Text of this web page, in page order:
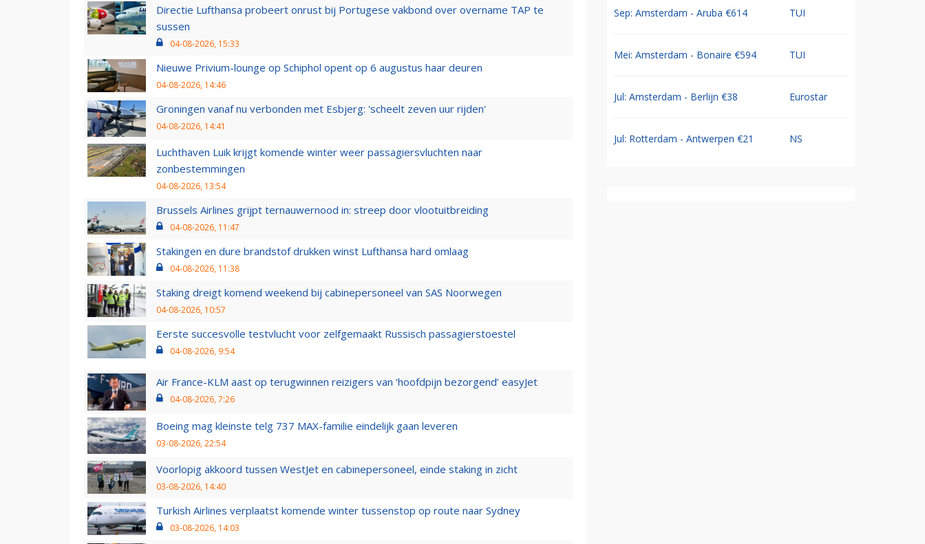
Directie Lufthansa probeert onrust bij Portugese vakbond over overname TAP te
sussen
04-08-2026, 15:33
Nieuwe Privium-lounge op Schiphol opent op 6 augustus haar deuren
04-08-2026, 14:46
Groningen vanaf nu verbonden met Esbjerg: 'scheelt zeven uur rijden'
04-08-2026, 14:41
Luchthaven Luik krijgt komende winter weer passagiersvluchten naar
zonbestemmingen
04-08-2026, 13:54
Brussels Airlines grijpt ternauwernood in: streep door vlootuitbreiding
04-08-2026, 11:47
Stakingen en dure brandstof drukken winst Lufthansa hard omlaag
04-08-2026, 11:38
Staking dreigt komend weekend bij cabinepersoneel van SAS Noorwegen
04-08-2026, 10:57
Eerste succesvolle testvlucht voor zelfgemaakt Russisch passagierstoestel
04-08-2026, 9:54
Air France-KLM aast op terugwinnen reizigers van ‘hoofdpijn bezorgend’ easyJet
04-08-2026, 7:26
Boeing mag kleinste telg 737 MAX-familie eindelijk gaan leveren
03-08-2026, 22:54
Voorlopig akkoord tussen WestJet en cabinepersoneel, einde staking in zicht
03-08-2026, 14:40
Turkish Airlines verplaatst komende winter tussenstop op route naar Sydney
03-08-2026, 14:03
Sep: Amsterdam - Aruba €614 TUI
Mei: Amsterdam - Bonaire €594 TUI
Jul: Amsterdam - Berlijn €38 Eurostar
Jul: Rotterdam - Antwerpen €21 NS